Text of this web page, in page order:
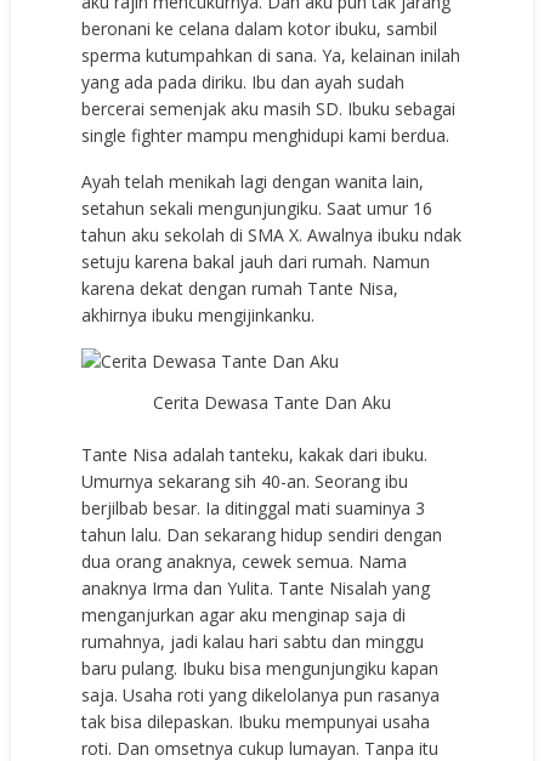
beronani ke celana dalam kotor ibuku, sambil
sperma kutumpahkan di sana. Ya, kelainan inilah
yang ada pada diriku. Ibu dan ayah sudah
bercerai semenjak aku masih SD. Ibuku sebagai
single fighter mampu menghidupi kami berdua.
Ayah telah menikah lagi dengan wanita lain,
setahun sekali mengunjungiku. Saat umur 16
tahun aku sekolah di SMA X. Awalnya ibuku ndak
setuju karena bakal jauh dari rumah. Namun
karena dekat dengan rumah Tante Nisa,
akhirnya ibuku mengijinkanku.
Cerita Dewasa Tante Dan Aku
Tante Nisa adalah tanteku, kakak dari ibuku.
Umurnya sekarang sih 40-an. Seorang ibu
berjilbab besar. Ia ditinggal mati suaminya 3
tahun lalu. Dan sekarang hidup sendiri dengan
dua orang anaknya, cewek semua. Nama
anaknya Irma dan Yulita. Tante Nisalah yang
menganjurkan agar aku menginap saja di
rumahnya, jadi kalau hari sabtu dan minggu
baru pulang. Ibuku bisa mengunjungiku kapan
saja. Usaha roti yang dikelolanya pun rasanya
tak bisa dilepaskan. Ibuku mempunyai usaha
roti. Dan omsetnya cukup lumayan. Tanpa itu